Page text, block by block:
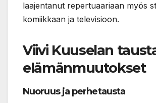
laajentanut repertuaariaan myös
komiikkaan ja televisioon.
Viivi Kuuselan
elämänmuutokset
Nuoruus ja perhetausta